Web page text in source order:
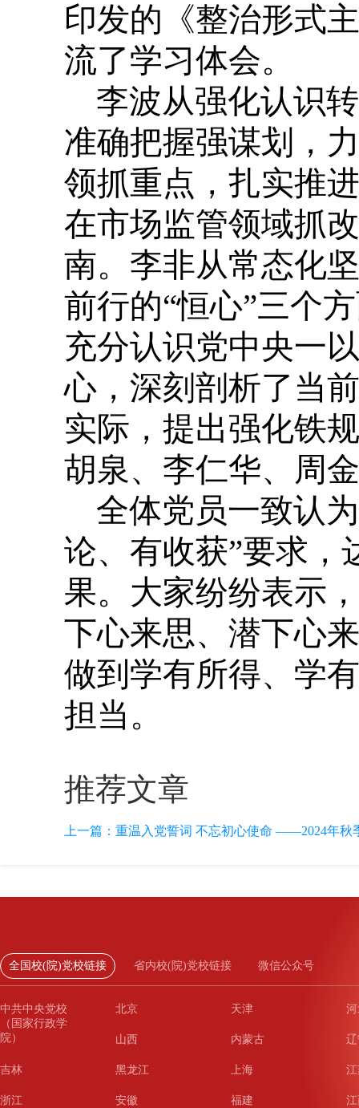
印发的《整治形式
流了学习体会。
李波从强化认识
准确把握强谋划，
领抓重点，扎实推
在市场监管领域抓
南。李非从常态化
前行的“恒心”三个
充分认识党中央一
心，深刻剖析了当
实际，提出强化铁
胡泉、李仁华、周
全体党员一致认
论、有收获”要求，
果。大家纷纷表示
下心来思、潜下心
做到学有所得、学
担当。
推荐文章
上一篇： 重温入党誓词 不忘初心使命 ——2024年秋
全国校(院)党校链接 省内校(院)党校链接 微信公众号
中共中央党校
（国家行政学
院）
北京 天津
山西 内蒙古
吉林 黑龙江 上海
浙江 安徽 福建